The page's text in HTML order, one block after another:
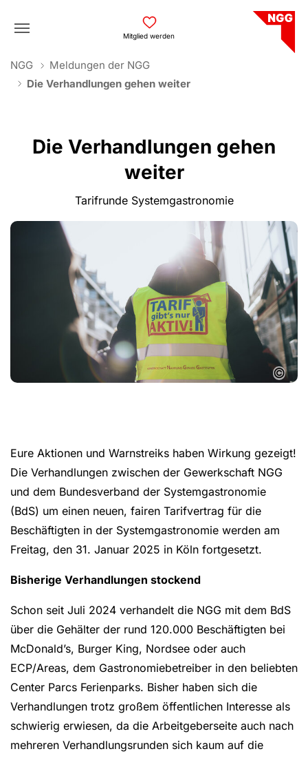
Mitglied werden
You are here:
NGG
Meldungen der NGG
Die Verhandlungen gehen weiter
Die Verhandlungen gehen
weiter
Tarifrunde Systemgastronomie
©
Eure Aktionen und Warnstreiks haben Wirkung gezeigt!
Die Verhandlungen zwischen der Gewerkschaft NGG
und dem Bundesverband der Systemgastronomie
(BdS) um einen neuen, fairen Tarifvertrag für die
Beschäftigten in der Systemgastronomie werden am
Freitag, den 31. Januar 2025 in Köln fortgesetzt.
Bisherige Verhandlungen stockend
Schon seit Juli 2024 verhandelt die NGG mit dem BdS
über die Gehälter der rund 120.000 Beschäftigten bei
McDonald’s, Burger King, Nordsee oder auch
ECP/Areas, dem Gastronomiebetreiber in den beliebten
Center Parcs Ferienparks. Bisher haben sich die
Verhandlungen trotz großem öffentlichen Interesse als
schwierig erwiesen, da die Arbeitgeberseite auch nach
mehreren Verhandlungsrunden sich kaum auf die